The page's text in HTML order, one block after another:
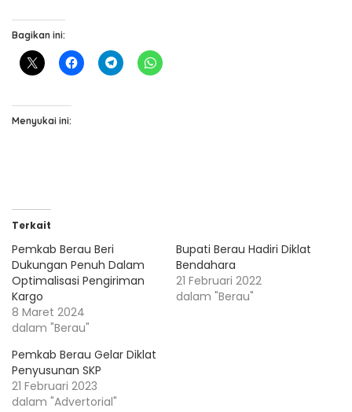
Bagikan ini:
Menyukai ini:
Terkait
Pemkab Berau Beri
Dukungan Penuh Dalam
Optimalisasi Pengiriman
Kargo
8 Maret 2024
dalam "Berau"
Bupati Berau Hadiri Diklat
Bendahara
21 Februari 2022
dalam "Berau"
Pemkab Berau Gelar Diklat
Penyusunan SKP
21 Februari 2023
dalam "Advertorial"